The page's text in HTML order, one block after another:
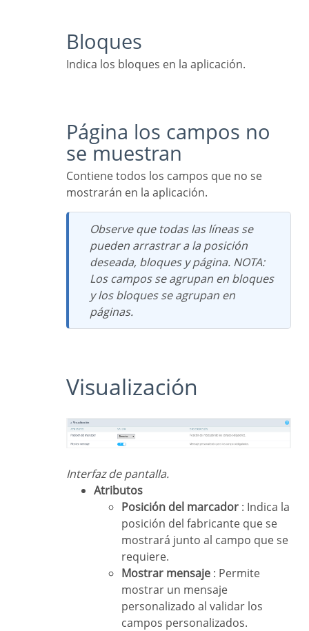
Bloques
Indica los bloques en la aplicación.
Página los campos no
se muestran
Contiene todos los campos que no se
mostrarán en la aplicación.
Observe que todas las líneas se
pueden arrastrar a la posición
deseada, bloques y página. NOTA:
Los campos se agrupan en bloques
y los bloques se agrupan en
páginas.
Visualización
Interfaz de pantalla.
Atributos
Posición del marcador : Indica la
posición del fabricante que se
mostrará junto al campo que se
requiere.
Mostrar mensaje : Permite
mostrar un mensaje
personalizado al validar los
campos personalizados.